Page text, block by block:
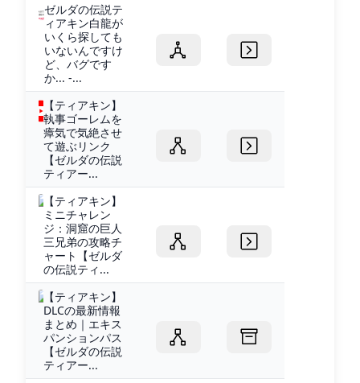
ゼルダの伝説テ
ィアキン白龍が
いくら探しても
いないんですけ
ど、バグです
か... -...
【ティアキン】
執事ゴーレムを
瘴気で気絶させ
て遊ぶリンク
【ゼルダの伝説
ティアー...
【ティアキン】
ミニチャレン
ジ：洞窟の巨人
三兄弟の攻略チ
ャート【ゼルダ
の伝説ティ...
【ティアキン】
DLCの最新情報
まとめ｜エキス
パンションパス
【ゼルダの伝説
ティアー...